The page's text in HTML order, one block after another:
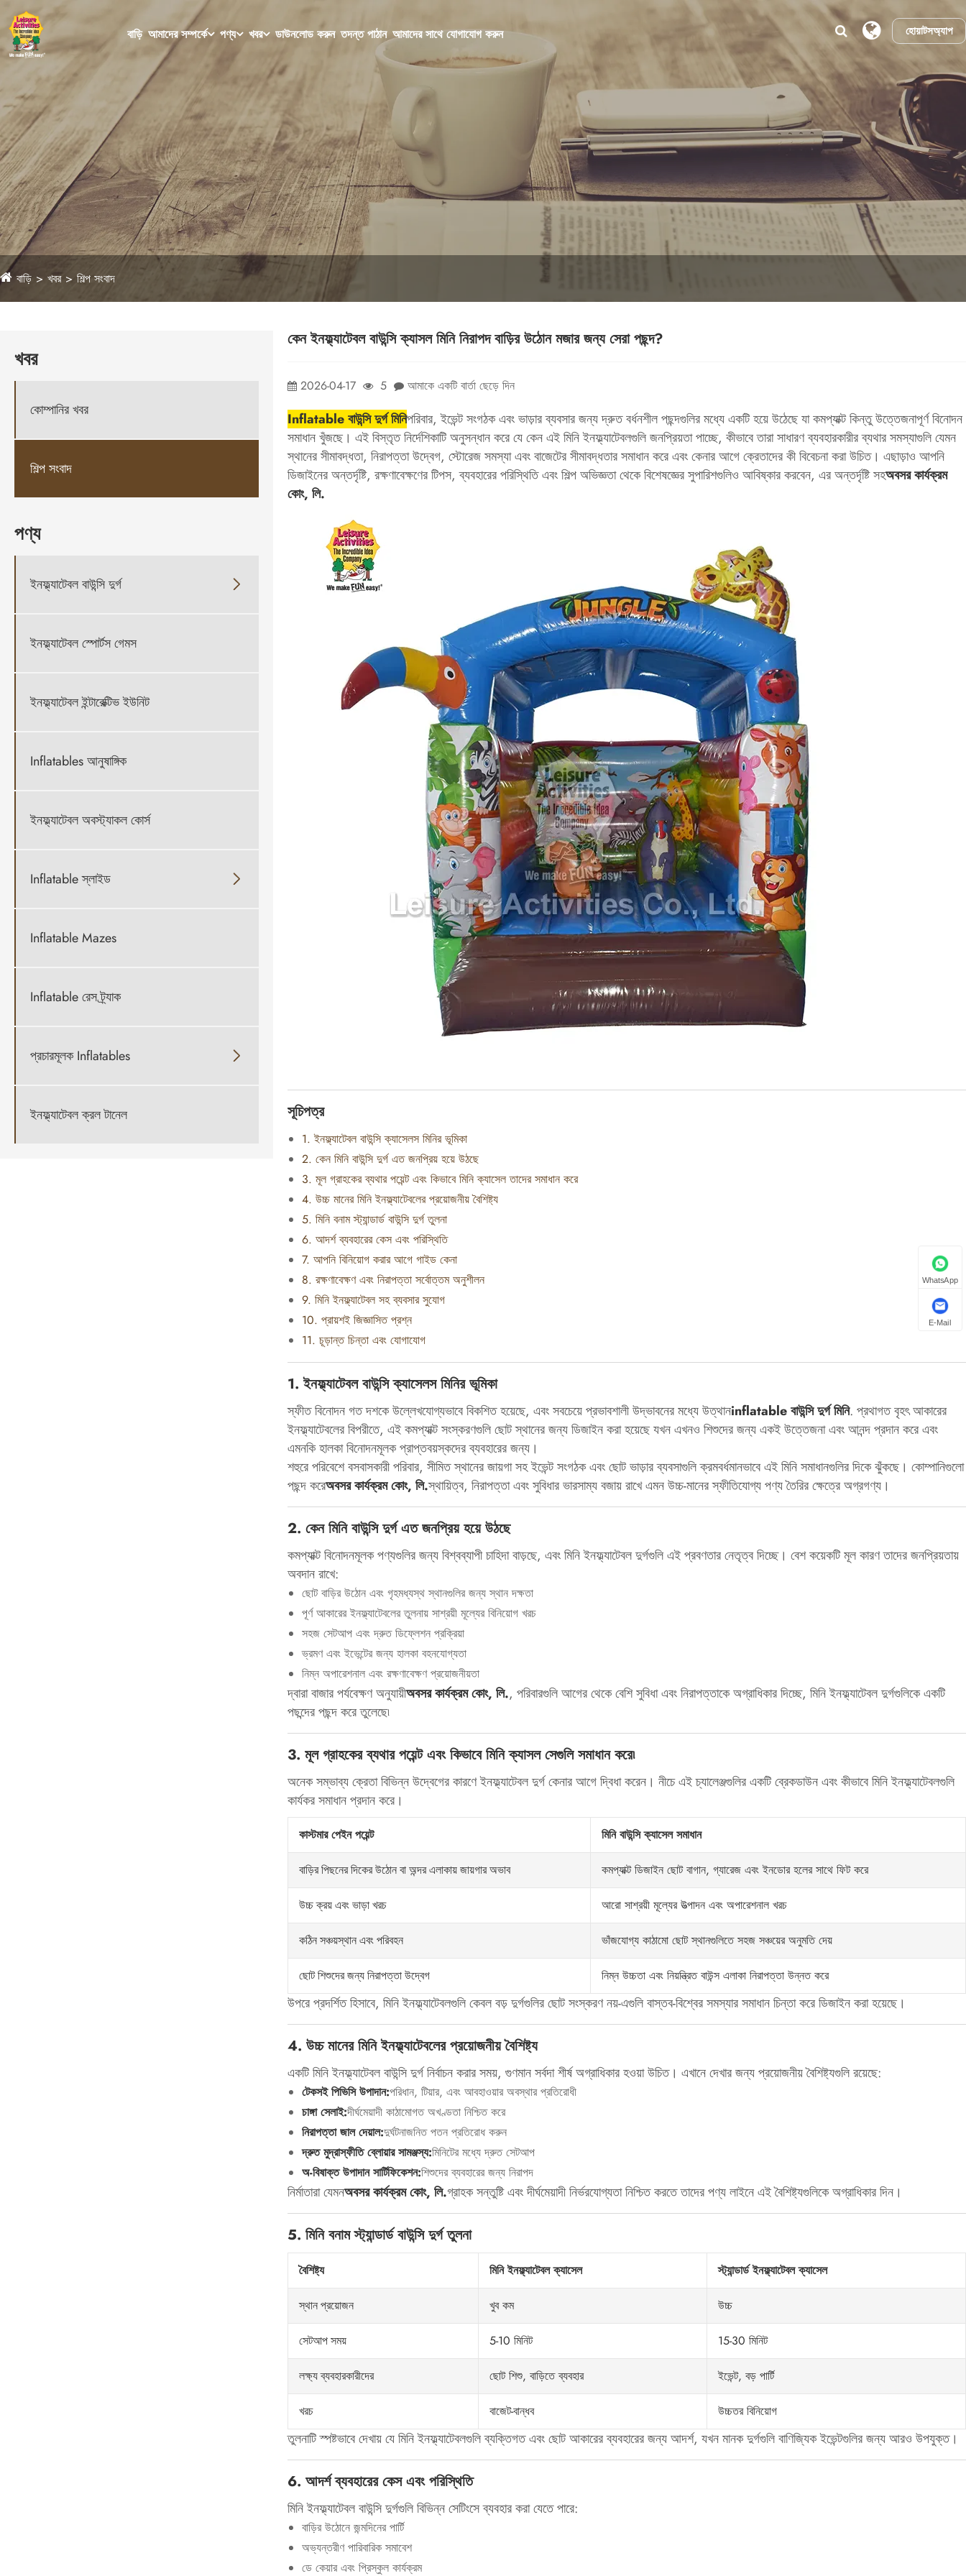
হোয়াটসঅ্যাপ
বাড়ি আমাদের সম্পর্কে পণ্য খবর ডাউনলোড করুন তদন্ত পাঠান আমাদের সাথে যোগাযোগ করুন
বাড়ি খবর শিল্প সংবাদ
খবর
কোম্পানির খবর
শিল্প সংবাদ
পণ্য
ইনফ্ল্যাটেবল বাউন্সি দুর্গ 
ইনফ্ল্যাটেবল স্পোর্টস গেমস
ইনফ্ল্যাটেবল ইন্টারেক্টিভ ইউনিট
Inflatables আনুষাঙ্গিক
ইনফ্ল্যাটেবল অবস্ট্যাকল কোর্স
Inflatable স্লাইড 
Inflatable Mazes
Inflatable রেস ট্র্যাক
প্রচারমূলক Inflatables 
ইনফ্ল্যাটেবল ক্রল টানেল
কেন ইনফ্ল্যাটেবল বাউন্সি ক্যাসল মিনি নিরাপদ বাড়ির উঠোন মজার জন্য সেরা পছন্দ?
2026-04-17 5 আমাকে একটি বার্তা ছেড়ে দিন
Inflatable বাউন্সি দুর্গ মিনিপরিবার, ইভেন্ট সংগঠক এবং ভাড়ার ব্যবসার জন্য দ্রুত বর্ধনশীল পছন্দগুলির মধ্যে একটি হয়ে উঠেছে যা কমপ্যাক্ট কিন্তু উত্তেজনাপূর্ণ বিনোদন
সমাধান খুঁজছে। এই বিস্তৃত নির্দেশিকাটি অনুসন্ধান করে যে কেন এই মিনি ইনফ্ল্যাটেবলগুলি জনপ্রিয়তা পাচ্ছে, কীভাবে তারা সাধারণ ব্যবহারকারীর ব্যথার সমস্যাগুলি যেমন
স্থানের সীমাবদ্ধতা, নিরাপত্তা উদ্বেগ, স্টোরেজ সমস্যা এবং বাজেটের সীমাবদ্ধতার সমাধান করে এবং কেনার আগে ক্রেতাদের কী বিবেচনা করা উচিত। এছাড়াও আপনি
ডিজাইনের অন্তর্দৃষ্টি, রক্ষণাবেক্ষণের টিপস, ব্যবহারের পরিস্থিতি এবং শিল্প অভিজ্ঞতা থেকে বিশেষজ্ঞের সুপারিশগুলিও আবিষ্কার করবেন, এর অন্তর্দৃষ্টি সহঅবসর কার্যক্রম
কোং, লি.
সূচিপত্র
1. ইনফ্ল্যাটেবল বাউন্সি ক্যাসেলস মিনির ভূমিকা
2. কেন মিনি বাউন্সি দুর্গ এত জনপ্রিয় হয়ে উঠছে
3. মূল গ্রাহকের ব্যথার পয়েন্ট এবং কিভাবে মিনি ক্যাসেল তাদের সমাধান করে
4. উচ্চ মানের মিনি ইনফ্ল্যাটেবলের প্রয়োজনীয় বৈশিষ্ট্য
5. মিনি বনাম স্ট্যান্ডার্ড বাউন্সি দুর্গ তুলনা
6. আদর্শ ব্যবহারের কেস এবং পরিস্থিতি
7. আপনি বিনিয়োগ করার আগে গাইড কেনা
8. রক্ষণাবেক্ষণ এবং নিরাপত্তা সর্বোত্তম অনুশীলন
9. মিনি ইনফ্ল্যাটেবল সহ ব্যবসার সুযোগ
10. প্রায়শই জিজ্ঞাসিত প্রশ্ন
11. চূড়ান্ত চিন্তা এবং যোগাযোগ
1. ইনফ্ল্যাটেবল বাউন্সি ক্যাসেলস মিনির ভূমিকা
স্ফীত বিনোদন গত দশকে উল্লেখযোগ্যভাবে বিকশিত হয়েছে, এবং সবচেয়ে প্রভাবশালী উদ্ভাবনের মধ্যে উত্থানinflatable বাউন্সি দুর্গ মিনি. প্রথাগত বৃহৎ আকারের
ইনফ্ল্যাটেবলের বিপরীতে, এই কমপ্যাক্ট সংস্করণগুলি ছোট স্থানের জন্য ডিজাইন করা হয়েছে যখন এখনও শিশুদের জন্য একই উত্তেজনা এবং আনন্দ প্রদান করে এবং
এমনকি হালকা বিনোদনমূলক প্রাপ্তবয়স্কদের ব্যবহারের জন্য।
শহুরে পরিবেশে বসবাসকারী পরিবার, সীমিত স্থানের জায়গা সহ ইভেন্ট সংগঠক এবং ছোট ভাড়ার ব্যবসাগুলি ক্রমবর্ধমানভাবে এই মিনি সমাধানগুলির দিকে ঝুঁকছে। কোম্পানিগুলো
পছন্দ করেঅবসর কার্যক্রম কোং, লি.স্থায়িত্ব, নিরাপত্তা এবং সুবিধার ভারসাম্য বজায় রাখে এমন উচ্চ-মানের স্ফীতিযোগ্য পণ্য তৈরির ক্ষেত্রে অগ্রগণ্য।
2. কেন মিনি বাউন্সি দুর্গ এত জনপ্রিয় হয়ে উঠছে
কমপ্যাক্ট বিনোদনমূলক পণ্যগুলির জন্য বিশ্বব্যাপী চাহিদা বাড়ছে, এবং মিনি ইনফ্ল্যাটেবল দুর্গগুলি এই প্রবণতার নেতৃত্ব দিচ্ছে। বেশ কয়েকটি মূল কারণ তাদের জনপ্রিয়তায়
অবদান রাখে:
ছোট বাড়ির উঠোন এবং গৃহমধ্যস্থ স্থানগুলির জন্য স্থান দক্ষতা
পূর্ণ আকারের ইনফ্ল্যাটেবলের তুলনায় সাশ্রয়ী মূল্যের বিনিয়োগ খরচ
সহজ সেটআপ এবং দ্রুত ডিফ্লেশন প্রক্রিয়া
ভ্রমণ এবং ইভেন্টের জন্য হালকা বহনযোগ্যতা
নিম্ন অপারেশনাল এবং রক্ষণাবেক্ষণ প্রয়োজনীয়তা
দ্বারা বাজার পর্যবেক্ষণ অনুযায়ীঅবসর কার্যক্রম কোং, লি., পরিবারগুলি আগের থেকে বেশি সুবিধা এবং নিরাপত্তাকে অগ্রাধিকার দিচ্ছে, মিনি ইনফ্ল্যাটেবল দুর্গগুলিকে একটি
পছন্দের পছন্দ করে তুলেছে৷
3. মূল গ্রাহকের ব্যথার পয়েন্ট এবং কিভাবে মিনি ক্যাসল সেগুলি সমাধান করে৷
অনেক সম্ভাব্য ক্রেতা বিভিন্ন উদ্বেগের কারণে ইনফ্ল্যাটেবল দুর্গ কেনার আগে দ্বিধা করেন। নীচে এই চ্যালেঞ্জগুলির একটি ব্রেকডাউন এবং কীভাবে মিনি ইনফ্ল্যাটেবলগুলি
কার্যকর সমাধান প্রদান করে।
কাস্টমার পেইন পয়েন্ট মিনি বাউন্সি ক্যাসেল সমাধান
বাড়ির পিছনের দিকের উঠোন বা অন্দর এলাকায় জায়গার অভাব কমপ্যাক্ট ডিজাইন ছোট বাগান, গ্যারেজ এবং ইনডোর হলের সাথে ফিট করে
উচ্চ ক্রয় এবং ভাড়া খরচ আরো সাশ্রয়ী মূল্যের উত্পাদন এবং অপারেশনাল খরচ
কঠিন সঞ্চয়স্থান এবং পরিবহন ভাঁজযোগ্য কাঠামো ছোট স্থানগুলিতে সহজ সঞ্চয়ের অনুমতি দেয়
ছোট শিশুদের জন্য নিরাপত্তা উদ্বেগ নিম্ন উচ্চতা এবং নিয়ন্ত্রিত বাউন্স এলাকা নিরাপত্তা উন্নত করে
উপরে প্রদর্শিত হিসাবে, মিনি ইনফ্ল্যাটেবলগুলি কেবল বড় দুর্গগুলির ছোট সংস্করণ নয়-এগুলি বাস্তব-বিশ্বের সমস্যার সমাধান চিন্তা করে ডিজাইন করা হয়েছে।
4. উচ্চ মানের মিনি ইনফ্ল্যাটেবলের প্রয়োজনীয় বৈশিষ্ট্য
একটি মিনি ইনফ্ল্যাটেবল বাউন্সি দুর্গ নির্বাচন করার সময়, গুণমান সর্বদা শীর্ষ অগ্রাধিকার হওয়া উচিত। এখানে দেখার জন্য প্রয়োজনীয় বৈশিষ্ট্যগুলি রয়েছে:
টেকসই পিভিসি উপাদান:পরিধান, টিয়ার, এবং আবহাওয়ার অবস্থার প্রতিরোধী
চাঙ্গা সেলাই:দীর্ঘমেয়াদী কাঠামোগত অখণ্ডতা নিশ্চিত করে
নিরাপত্তা জাল দেয়াল:দুর্ঘটনাজনিত পতন প্রতিরোধ করুন
দ্রুত মুদ্রাস্ফীতি ব্লোয়ার সামঞ্জস্য:মিনিটের মধ্যে দ্রুত সেটআপ
অ-বিষাক্ত উপাদান সার্টিফিকেশন:শিশুদের ব্যবহারের জন্য নিরাপদ
নির্মাতারা যেমনঅবসর কার্যক্রম কোং, লি.গ্রাহক সন্তুষ্টি এবং দীর্ঘমেয়াদী নির্ভরযোগ্যতা নিশ্চিত করতে তাদের পণ্য লাইনে এই বৈশিষ্ট্যগুলিকে অগ্রাধিকার দিন।
5. মিনি বনাম স্ট্যান্ডার্ড বাউন্সি দুর্গ তুলনা
বৈশিষ্ট্য মিনি ইনফ্ল্যাটেবল ক্যাসেল স্ট্যান্ডার্ড ইনফ্ল্যাটেবল ক্যাসেল
স্থান প্রয়োজন খুব কম উচ্চ
সেটআপ সময় 5-10 মিনিট 15-30 মিনিট
লক্ষ্য ব্যবহারকারীদের ছোট শিশু, বাড়িতে ব্যবহার ইভেন্ট, বড় পার্টি
খরচ বাজেট-বান্ধব উচ্চতর বিনিয়োগ
তুলনাটি স্পষ্টভাবে দেখায় যে মিনি ইনফ্ল্যাটেবলগুলি ব্যক্তিগত এবং ছোট আকারের ব্যবহারের জন্য আদর্শ, যখন মানক দুর্গগুলি বাণিজ্যিক ইভেন্টগুলির জন্য আরও উপযুক্ত।
6. আদর্শ ব্যবহারের কেস এবং পরিস্থিতি
মিনি ইনফ্ল্যাটেবল বাউন্সি দুর্গগুলি বিভিন্ন সেটিংসে ব্যবহার করা যেতে পারে:
বাড়ির উঠোনে জন্মদিনের পার্টি
অভ্যন্তরীণ পারিবারিক সমাবেশ
ডে কেয়ার এবং প্রিস্কুল কার্যক্রম
WhatsApp
E-Mail